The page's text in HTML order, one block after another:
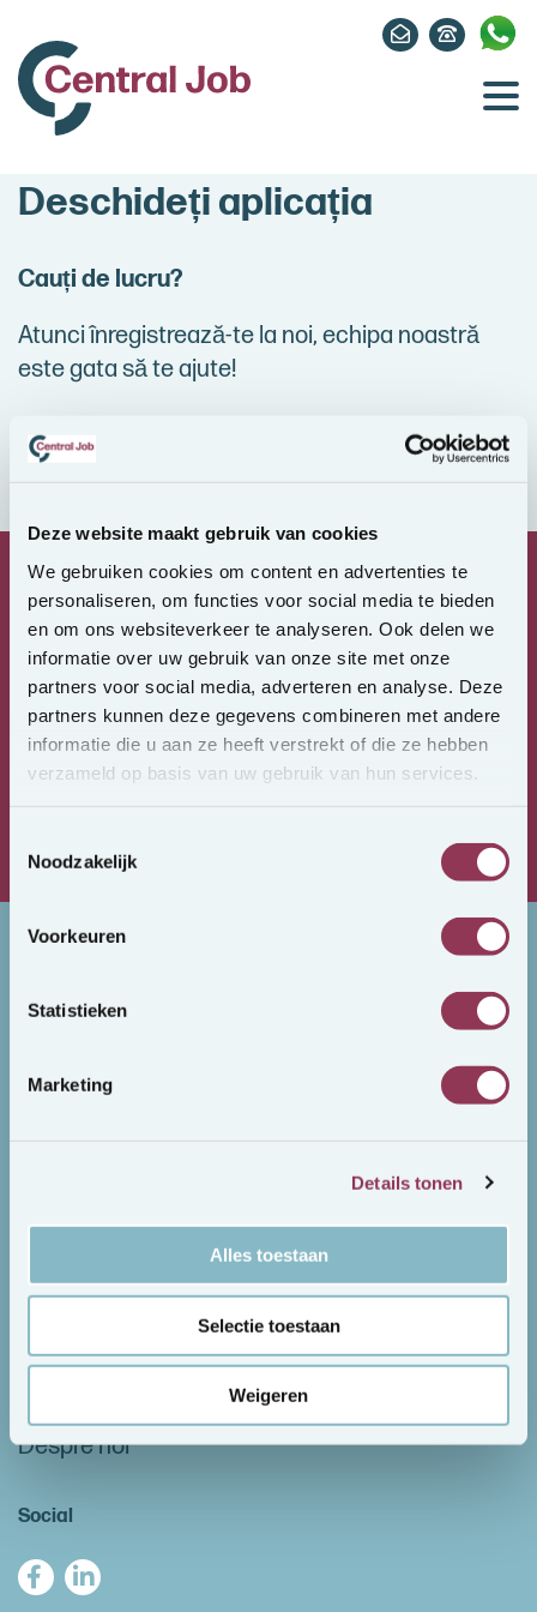
Deze website maakt gebruik van cookies
We gebruiken cookies om content en advertenties te
personaliseren, om functies voor social media te bieden
en om ons websiteverkeer te analyseren. Ook delen we
informatie over uw gebruik van onze site met onze
partners voor social media, adverteren en analyse. Deze
partners kunnen deze gegevens combineren met andere
informatie die u aan ze heeft verstrekt of die ze hebben
verzameld op basis van uw gebruik van hun services.
Noodzakelijk
Voorkeuren
Statistieken
Marketing
Details tonen
Alles toestaan
Selectie toestaan
Weigeren
Deschideți aplicația
Cauți de lucru?
Atunci înregistrează-te la noi, echipa noastră
este gata să te ajute!
Rețea regionalămare de persoane relevante
Un sentimentde calitate și talent
Cunoaștem piațași reglementările
Întotdeauna în căutare de partea perfectă.
Hoursregistration
Despre noi
Social